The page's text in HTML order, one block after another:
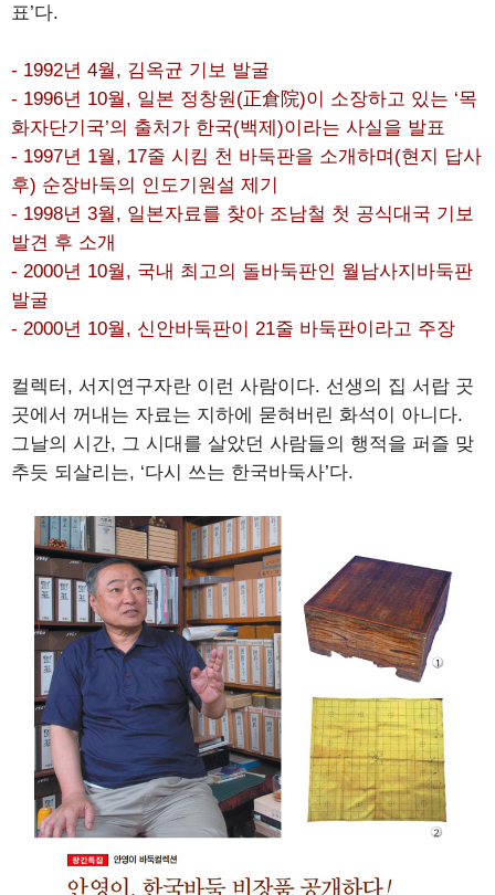
표’다.
- 1992년 4월, 김옥균 기보 발굴
- 1996년 10월, 일본 정창원(正倉院)이 소장하고 있는 ‘목
화자단기국’의 출처가 한국(백제)이라는 사실을 발표
- 1997년 1월, 17줄 시킴 천 바둑판을 소개하며(현지 답사
후) 순장바둑의 인도기원설 제기
- 1998년 3월, 일본자료를 찾아 조남철 첫 공식대국 기보
발견 후 소개
- 2000년 10월, 국내 최고의 돌바둑판인 월남사지바둑판
발굴
- 2000년 10월, 신안바둑판이 21줄 바둑판이라고 주장
컬렉터, 서지연구자란 이런 사람이다. 선생의 집 서랍 곳
곳에서 꺼내는 자료는 지하에 묻혀버린 화석이 아니다.
그날의 시간, 그 시대를 살았던 사람들의 행적을 퍼즐 맞
추듯 되살리는, ‘다시 쓰는 한국바둑사’다.